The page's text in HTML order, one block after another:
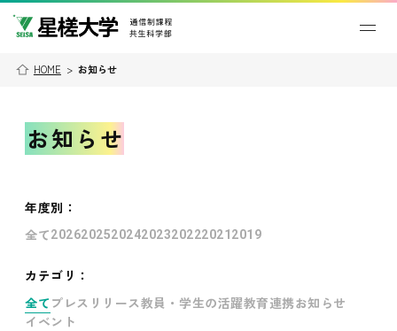
HOME > お知らせ
お知らせ
年度別 ：
全て202620252024202320222021 2019
カテゴリ：
全て プレスリリース教員・学生の活躍教育連携お知らせ
イベント